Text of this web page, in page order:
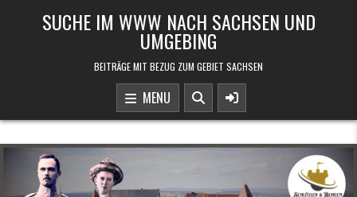
SUCHE IM WWW NACH SACHSEN UND
UMGEBING
BEITRÄGE MIT BEZUG ZUM GEBIET SACHSEN
MENU